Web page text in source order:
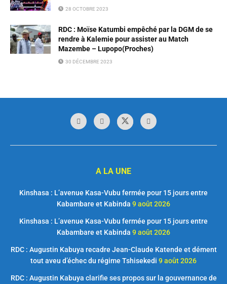
28 OCTOBRE 2023
RDC : Moïse Katumbi empêché par la DGM de se
rendre à Kalemie pour assister au Match
Mazembe – Lupopo(Proches)
30 DÉCEMBRE 2023
A LA UNE
Kinshasa : L’avenue Kasa-Vubu fermée pour 15 jours entre
Kabambare et Kabinda 9 août 2026
Kinshasa : L’avenue Kasa-Vubu fermée pour 15 jours entre
Kabambare et Kabinda 9 août 2026
RDC : Augustin Kabuya recadre Jean-Claude Katende et dément
tout aveu d’échec du régime Tshisekedi 9 août 2026
RDC : Augustin Kabuya clarifie ses propos sur la gouvernance de